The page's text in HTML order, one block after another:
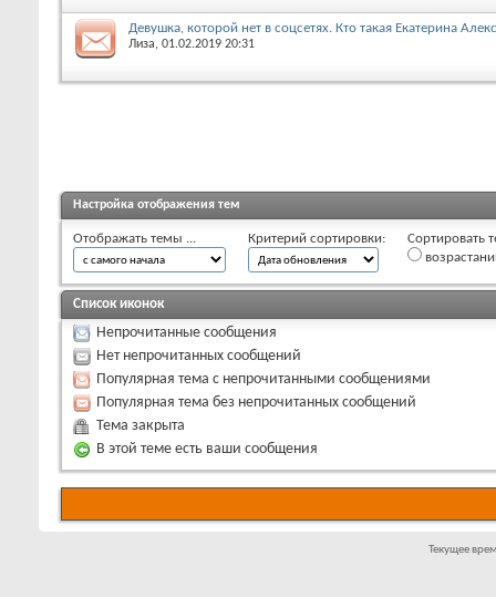
Девушка, которой нет в соцсетях. Кто такая Екатерина
Лиза, 01.02.2019 20:31
Настройка отображения тем
Отображать темы ... Критерий сортировки:
Сортировать
Список иконок
Непрочитанные сообщения
Нет непрочитанных сообщений
Популярная тема с непрочитанными сообщениями
Популярная тема без непрочитанных сообщений
Тема закрыта
В этой теме есть ваши сообщения
Текущее